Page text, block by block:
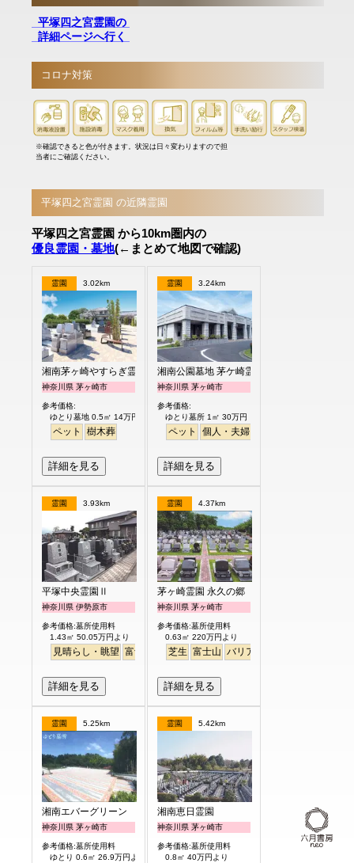
平塚四之宮霊園の
詳細ページへ行く
コロナ対策
※確認できると色が付きます。状況は日々変わりますので担
当者にご確認ください。
平塚四之宮霊園 の近隣霊園
平塚四之宮霊園 から10km圏内の
優良霊園・墓地(←まとめて地図で確認)
霊園 3.02km
湘南茅ヶ崎やすらぎ霊園
神奈川県 茅ヶ崎市
参考価格:
ゆとり墓地 0.5㎡ 14万円より
ペット 樹木葬
詳細を見る
霊園 3.24km
湘南公園墓地 茅ケ崎霊園
神奈川県 茅ヶ崎市
参考価格:
ゆとり墓所 1㎡ 30万円
ペット 個人・夫婦
詳細を見る
霊園 3.93km
平塚中央霊園Ⅱ
神奈川県 伊勢原市
参考価格:墓所使用料
1.43㎡ 50.05万円より
見晴らし・眺望 富士山 徒歩
詳細を見る
霊園 4.37km
茅ヶ崎霊園 永久の郷
神奈川県 茅ヶ崎市
参考価格:墓所使用料
0.63㎡ 220万円より
芝生 富士山 バリアフリー
詳細を見る
霊園 5.25km
湘南エバーグリーン
神奈川県 茅ヶ崎市
参考価格:墓所使用料
ゆとり 0.6㎡ 26.9万円より
霊園 5.42km
湘南恵日霊園
神奈川県 茅ヶ崎市
参考価格:墓所使用料
0.8㎡ 40万円より